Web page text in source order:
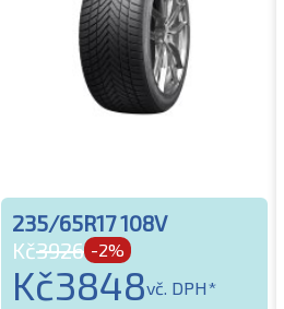
235/65R17 108V
Kč3926 -2%
Kč3848vč. DPH*